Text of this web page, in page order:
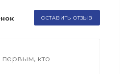
ОСТАВИТЬ ОТЗЫВ
первым, кто